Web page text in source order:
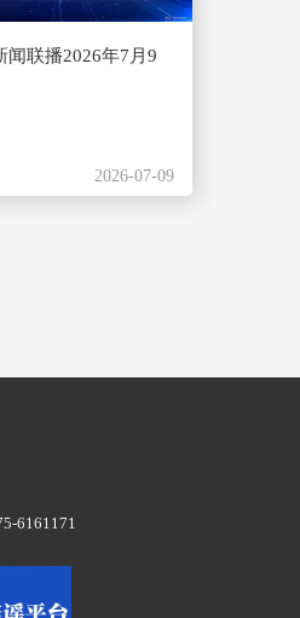
闻联播2026年7月9
2026-07-09
6161171